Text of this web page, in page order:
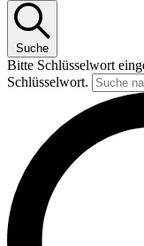
Suche
Bitte Schlüsselwort
Schlüsselwort.